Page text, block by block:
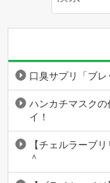
口臭サプリ「ブレ
ハンカチマスク
イ！
【チェルラーブ
＾